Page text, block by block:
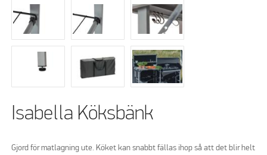
Isabella Köksbänk
Gjord för matlagning ute. Köket kan snabbt fällas ihop så att det blir helt